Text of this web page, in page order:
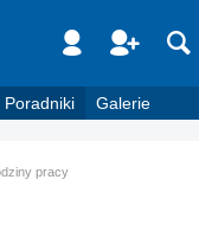
Poradniki Galerie
pracy